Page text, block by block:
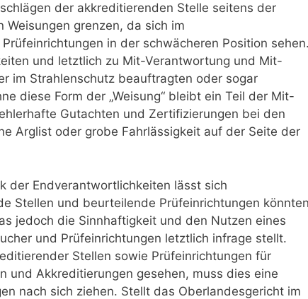
der akkreditierenden Stelle seitens der
Weisungen grenzen, da sich im
in der schwächeren Position
und letztlich zu Mit-Verantwortung und Mit-
im Strahlenschutz beauftragten oder sogar
diese Form der „Weisung“ bleibt ein Teil der Mit-
Gutachten und Zertifizierungen bei den
Arglist oder grobe Fahrlässigkeit auf der Seite der
der Endverantwortlichkeiten lässt sich
Stellen und beurteilende Prüfeinrichtungen
jedoch die Sinnhaftigkeit und den Nutzen eines
und Prüfeinrichtungen letztlich infrage stellt.
Stellen sowie Prüfeinrichtungen für
und Akkreditierungen gesehen, muss dies eine
nach sich ziehen. Stellt das Oberlandesgericht im